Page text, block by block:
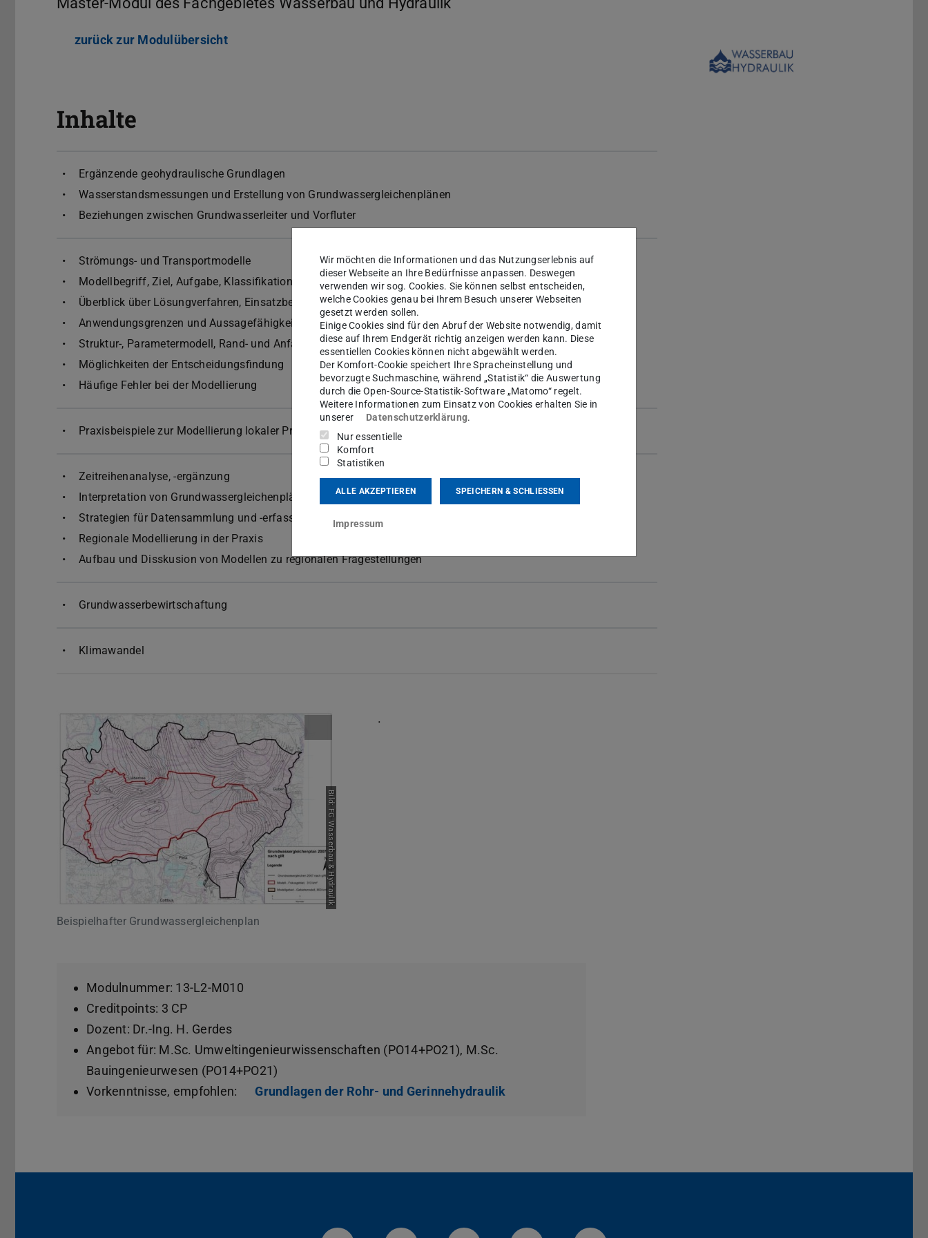
zurück zur Modulübersicht
Inhalte
Ergänzende geohydraulische Grundlagen
Wasserstandsmessungen und Erstellung von Grundwassergleichenplänen
Beziehungen zwischen Grundwasserleiter und Vorfluter
Strömungs- und Transportmodelle
Modellbegriff, Ziel, Aufgabe, Klassifikation
Überblick über Lösungverfahren, Einsatzbereiche
Anwendungsgrenzen und Aussagefähigkeit
Struktur-, Parametermodell, Rand- und Anfangsbedingungen
Möglichkeiten der Entscheidungsfindung
Häufige Fehler bei der Modellierung
Praxisbeispiele zur Modellierung lokaler Problemstellungen
Zeitreihenanalyse, -ergänzung
Interpretation von Grundwassergleichenplänen unter dem Aspekt der Stationarität / Instationarität
Strategien für Datensammlung und -erfassung
Regionale Modellierung in der Praxis
Aufbau und Disskusion von Modellen zu regionalen Fragestellungen
Grundwasserbewirtschaftung
Klimawandel
Bild: FG Wasserbau & Hydraulik
Beispielhafter Grundwassergleichenplan
.
Modulnummer: 13-L2-M010
Creditpoints: 3 CP
Dozent: Dr.-Ing. H. Gerdes
Angebot für: M.Sc. Umweltingenieurwissenschaften (PO14+PO21), M.Sc.
Bauingenieurwesen (PO14+PO21)
Vorkenntnisse, empfohlen:
Grundlagen der Rohr- und Gerinnehydraulik
Wir möchten die Informationen und das Nutzungserlebnis auf
dieser Webseite an Ihre Bedürfnisse anpassen. Deswegen
verwenden wir sog. Cookies. Sie können selbst entscheiden,
welche Cookies genau bei Ihrem Besuch unserer Webseiten
gesetzt werden sollen.
Einige Cookies sind für den Abruf der Website notwendig, damit
diese auf Ihrem Endgerät richtig anzeigen werden kann. Diese
essentiellen Cookies können nicht abgewählt werden.
Der Komfort-Cookie speichert Ihre Spracheinstellung und
bevorzugte Suchmaschine, während „Statistik“ die Auswertung
durch die Open-Source-Statistik-Software „Matomo“ regelt.
Weitere Informationen zum Einsatz von Cookies erhalten Sie in
unserer
Datenschutzerklärung.
Nur essentielle
Komfort
Statistiken
ALLE AKZEPTIEREN SPEICHERN & SCHLIESSEN
Impressum